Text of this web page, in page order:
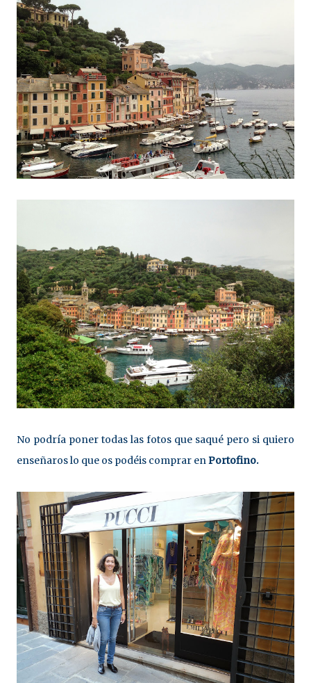
No podría poner todas las fotos que saqué pero si quiero
enseñaros lo que os podéis comprar enPortofino.